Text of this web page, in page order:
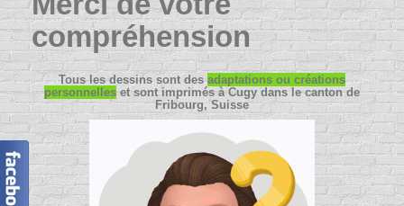
compréhension
Tous les dessins sont desadaptations ou créations
personnelleset sont imprimés à Cugy dans le canton de
Fribourg, Suisse